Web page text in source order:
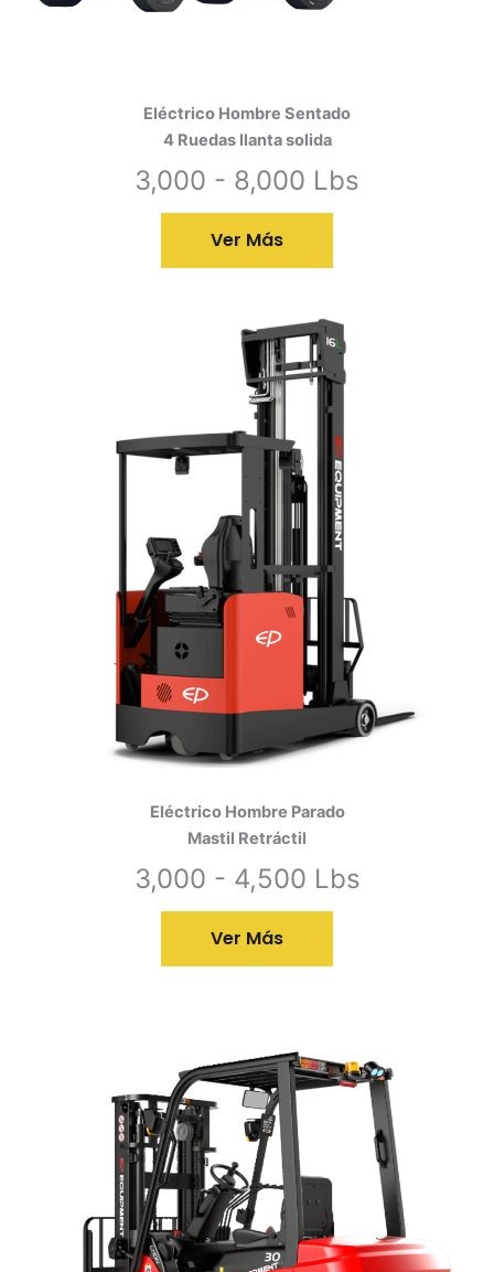
Eléctrico Hombre Sentado
4 Ruedas llanta solida
3,000 - 8,000 Lbs
Ver Más
Eléctrico Hombre Parado
Mastil Retráctil
3,000 - 4,500 Lbs
Ver Más